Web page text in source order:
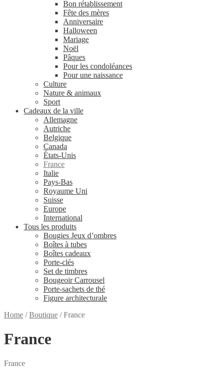
Bon rétablissement
Fête des mères
Anniversaire
Halloween
Mariage
Noël
Pâques
Pour les condoléances
Pour une naissance
Culture
Nature & animaux
Sport
Cadeaux de la ville
Allemagne
Autriche
Belgique
Canada
États-Unis
France
Italie
Pays-Bas
Royaume Uni
Suisse
Europe
International
Tous les produits
Bougies Jeux d’ombres
Boîtes à tubes
Boîtes cadeaux
Porte-clés
Set de timbres
Bougeoir Carrousel
Porte-sachets de thé
Figure architecturale
Home /Boutique /France
France
France